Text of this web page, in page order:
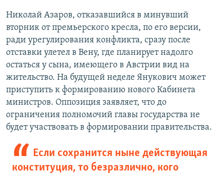
Николай Азаров, отказавшийся в минувший
вторник от премьерского кресла, по его версии,
ради урегулирования конфликта, сразу после
отставки улетел в Вену, где планирует надолго
остаться у сына, имеющего в Австрии вид на
жительство. На будущей неделе Янукович может
приступить к формированию нового Кабинета
министров. Оппозиция заявляет, что до
ограничения полномочий главы государства не
будет участвовать в формировании правительства.
Если сохранится ныне действующая
конституция, то безразлично, кого